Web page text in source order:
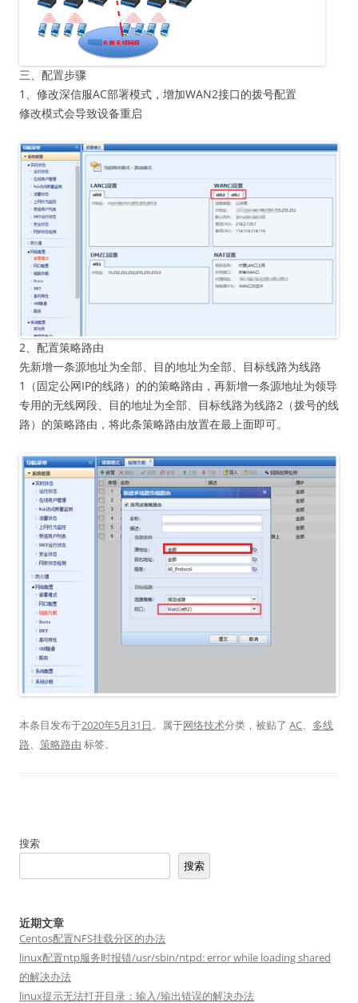
三、配置步骤
1、修改深信服AC部署模式，增加WAN2接口的拨号配置
修改模式会导致设备重启
2、配置策略路由
先新增一条源地址为全部、目的地址为全部、目标线路为线路
1（固定公网IP的线路）的的策略路由，再新增一条源地址为领导
专用的无线网段、目的地址为全部、目标线路为线路2（拨号的线
路）的策略路由，将此条策略路由放置在最上面即可。
本条目发布于2020年5月31日。属于网络技术分类，被贴了 AC、 多线
路、 策略路由 标签。
搜索
搜索
近期文章
Centos配置NFS挂载分区的办法
linux配置ntp服务时报错/usr/sbin/ntpd: error while loading shared
的解决办法
linux提示无法打开目录：输入/输出错误的解决办法